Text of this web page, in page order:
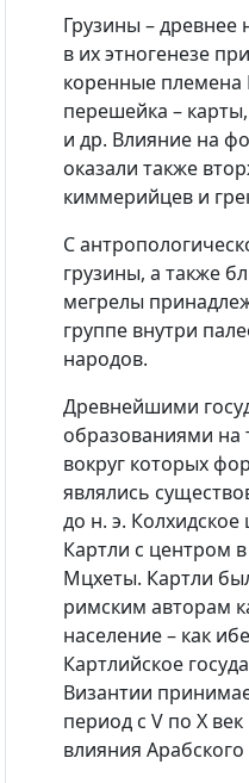
Грузины – древнее
в их этногенезе
коренные племена
перешейка –
и др. Влияние на
оказали также
киммерийцев и
С
грузины, а также
мегрелы
группе внутри
народов.
Древнейшими
образованиями на
вокруг которых
являлись
до н. э. Колхидское
Картли с центром
Мцхеты. Картли
римским авторам
население – как
Картлийское
Византии
период с V по Х
влияния